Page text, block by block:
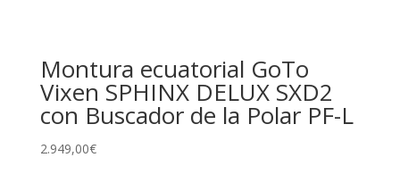
Montura ecuatorial GoTo
Vixen SPHINX DELUX SXD2
con Buscador de la Polar PF-L
2.949,00€